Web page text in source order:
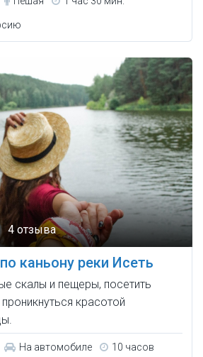
4 отзыва
каньону реки Исеть
скалы и пещеры, посетить
красотой
На автомобиле 10 часов